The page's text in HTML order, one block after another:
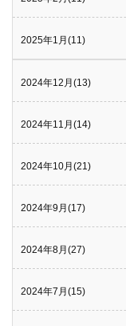
2025年1月(11)
2024年12月(13)
2024年11月(14)
2024年10月(21)
2024年9月(17)
2024年8月(27)
2024年7月(15)